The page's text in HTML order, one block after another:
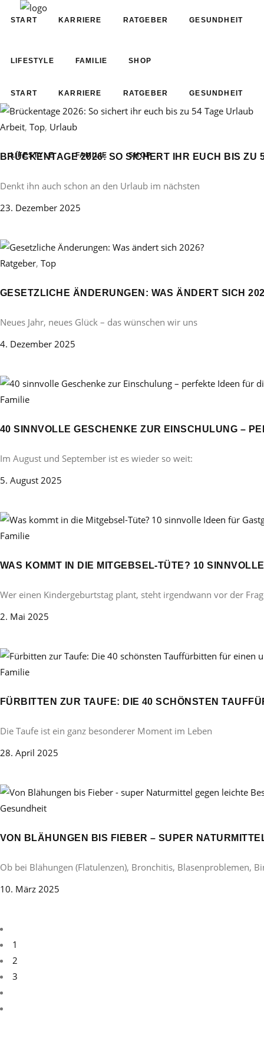
START KARRIERE RATGEBER GESUNDHEIT
LIFESTYLE FAMILIE SHOP
START KARRIERE RATGEBER GESUNDHEIT
LIFESTYLE FAMILIE SHOP
Arbeit, Top, Urlaub
BRÜCKENTAGE 2026: SO SICHERT IHR EUCH BIS ZU
Denkt ihn auch schon an den Urlaub im nächsten
23. Dezember 2025
Ratgeber, Top
GESETZLICHE ÄNDERUNGEN: WAS ÄNDERT SICH
Neues Jahr, neues Glück – das wünschen wir uns
4. Dezember 2025
Familie
40 SINNVOLLE GESCHENKE ZUR EINSCHULUNG –
Im August und September ist es wieder so weit:
5. August 2025
Familie
WAS KOMMT IN DIE MITGEBSEL-TÜTE? 10
Wer einen Kindergeburtstag plant, steht irgendwann vor der
2. Mai 2025
Familie
FÜRBITTEN ZUR TAUFE: DIE 40 SCHÖNSTEN
Die Taufe ist ein ganz besonderer Moment im Leben
28. April 2025
Gesundheit
VON BLÄHUNGEN BIS FIEBER – SUPER
Ob bei Blähungen (Flatulenzen), Bronchitis, Blasenproblemen,
10. März 2025
1
2
3